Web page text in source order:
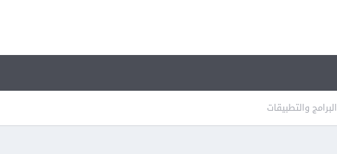
البرامج والتطبيقات